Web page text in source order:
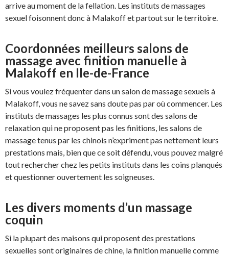
arrive au moment de la fellation. Les instituts de massages
sexuel foisonnent donc à Malakoff et partout sur le territoire.
Coordonnées meilleurs salons de
massage avec finition manuelle à
Malakoff en Ile-de-France
Si vous voulez fréquenter dans un salon de massage sexuels à
Malakoff, vous ne savez sans doute pas par où commencer. Les
instituts de massages les plus connus sont des salons de
relaxation qui ne proposent pas les finitions, les salons de
massage tenus par les chinois n’expriment pas nettement leurs
prestations mais, bien que ce soit défendu, vous pouvez malgré
tout rechercher chez les petits instituts dans les coins planqués
et questionner ouvertement les soigneuses.
Les divers moments d’un massage
coquin
Si la plupart des maisons qui proposent des prestations
sexuelles sont originaires de chine, la finition manuelle comme